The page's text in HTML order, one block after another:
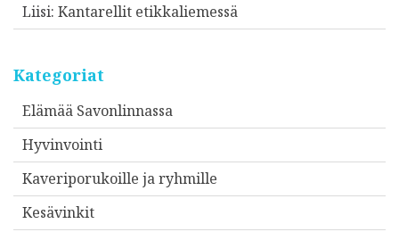
Liisi: Kantarellit etikkaliemessä
Kategoriat
Elämää Savonlinnassa
Hyvinvointi
Kaveriporukoille ja ryhmille
Kesävinkit